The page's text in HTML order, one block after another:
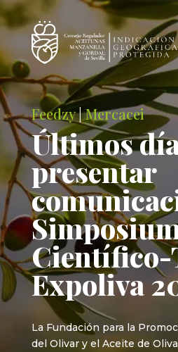
Feedzy|Mercacei
Últimos
presentar
Científico-
Expoliva
La Fundación para la
del Olivar y el Aceite de